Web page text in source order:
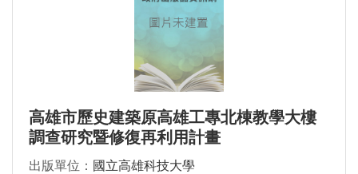
高雄市歷史建築原高雄工專北棟教學大樓
調查研究暨修復再利用計畫
出版單位： 國立高雄科技大學